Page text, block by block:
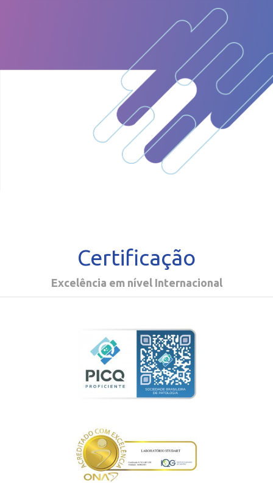
Certificação
Excelência em nível Internacional